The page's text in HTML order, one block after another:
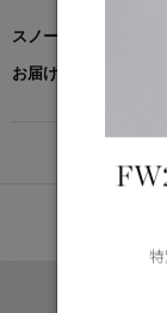
スノーグース by カ
お届けいたします。
特